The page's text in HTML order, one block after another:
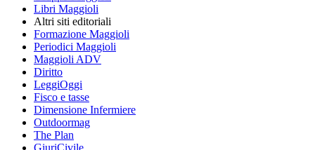
Libri Maggioli
Altri siti editoriali
Formazione Maggioli
Periodici Maggioli
Maggioli ADV
Diritto
LeggiOggi
Fisco e tasse
Dimensione Infermiere
Outdoormag
The Plan